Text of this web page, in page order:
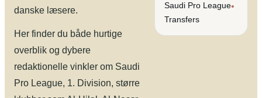
danske læsere.
Her finder du både hurtige
overblik og dybere
redaktionelle vinkler om Saudi
Pro League, 1. Division, større
Saudi Pro League•
Transfers